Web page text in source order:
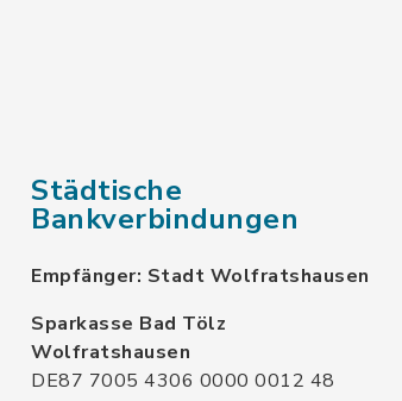
Städtische
Bankverbindungen
Empfänger: Stadt Wolfratshausen
Sparkasse Bad Tölz
Wolfratshausen
DE87 7005 4306 0000 0012 48